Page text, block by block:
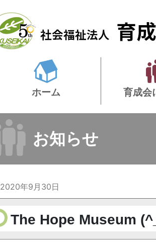
ホーム 育成会
お知らせ
2020年9月30日
The Hope Museum